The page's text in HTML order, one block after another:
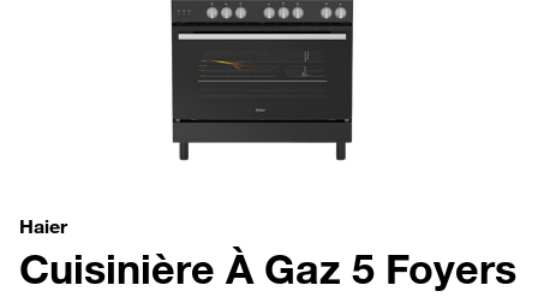
Previous
Haier
Cuisinière À Gaz 5 Foyers